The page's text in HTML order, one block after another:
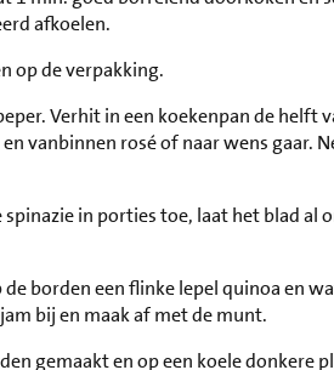
afkoelen.
op de verpakking.
Verhit in een koekenpan de helft
vanbinnen rosé of naar wens gaar.
in porties toe, laat het blad al
borden een flinke lepel quinoa en
bij en maak af met de munt.
gemaakt en op een koele donkere